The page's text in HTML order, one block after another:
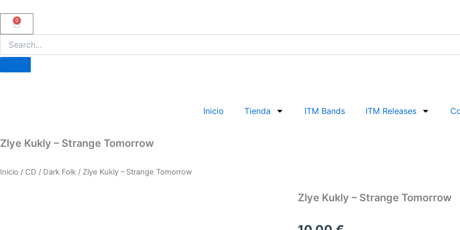
contenido
0
Carrito
Inicio Tienda ITM Bands ITM Releases
Zlye Kukly – Strange Tomorrow
Inicio / CD / Dark Folk / Zlye Kukly – Strange Tomorrow
Zlye Kukly – Strange Tomorrow